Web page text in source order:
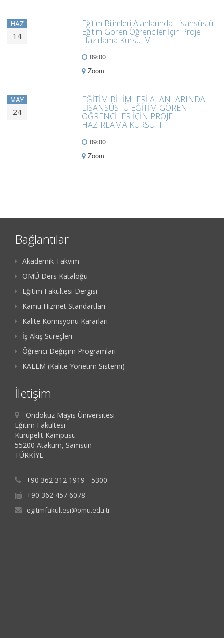
HAZ
14
Eğitim Bilimleri Alanlarında Lisansüstü
Eğitim Gören Öğrenciler İçin Proje
Hazırlama Kursu IV
09:00
Zoom
MAY
24
EĞİTİM BİLİMLERİ ALANLARINDA
LİSANSÜSTÜ EĞİTİM GÖREN
ÖĞRENCİLER İÇİN PROJE
HAZIRLAMA KURSU III
09:00
Zoom
Bağlantılar
Akademik Takvim
OMÜ Ders Kataloğu
Eğitim Fakültesi Dergisi
Kamu Hizmet Standartları
Kalite Komisyonu Kararları
İş Akış Süreçleri
Öğrenci Değişim Programları
KALEM (Kalite Yönetim Sistemi)
İletişim
Ondokuz Mayıs Üniversitesi
Eğitim Fakültesi
Kurupelit Kampüsü
55200 Atakum, Samsun
TÜRKİYE
+90 362 312 1919 - 5300
+90 362 457 6078
egitimfakultesi@omu.edu.tr